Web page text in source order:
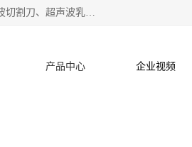
杭州振源超声设备有限公司主营产品：超声波分散机、超声波搅拌机、超声波均质机、超声波破碎机、超声波切割刀、超声波乳化机、超声波提取机、超声波振动棒等设备。秉承诚信经营、品质至上的服务宗旨，与多家企业建立了长期的合作关系。公司坚持以质量赢市场，以服务赢客户，始终以客户利益为中心。
产品中心 企业视频